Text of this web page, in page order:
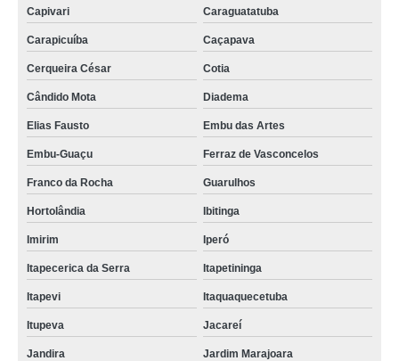
Capivari Caraguatatuba
Carapicuíba Caçapava
Cerqueira César Cotia
Cândido Mota Diadema
Elias Fausto Embu das Artes
Embu-Guaçu Ferraz de Vasconcelos
Franco da Rocha Guarulhos
Hortolândia Ibitinga
Imirim Iperó
Itapecerica da Serra Itapetininga
Itapevi Itaquaquecetuba
Itupeva Jacareí
Jandira Jardim Marajoara